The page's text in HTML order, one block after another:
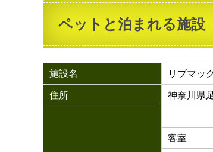
ペットと泊まれる施設
施設名 リブマッ
住所 神奈川県
客室